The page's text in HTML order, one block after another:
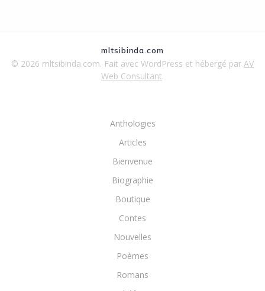
mltsibinda.com
© 2026 mltsibinda.com. Fait avec WordPress et hébergé par AV
Web Consultant.
Anthologies
Articles
Bienvenue
Biographie
Boutique
Contes
Nouvelles
Poèmes
Romans